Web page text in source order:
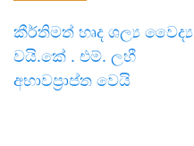
කීර්තිමත් හෘද ශල්‍ය වෛද්‍ය
වයි.කේ . එම්. ලහී
අභාවප්‍රාප්ත වෙයි